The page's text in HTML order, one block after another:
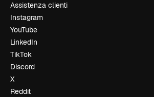
Assistenza clienti
Instagram
YouTube
LinkedIn
TikTok
Discord
X
Reddit